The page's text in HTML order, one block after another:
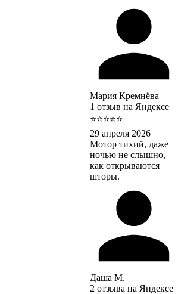
Мария Кремнёва
1 отзыв на Яндексе
⭐⭐⭐⭐⭐
29 апреля 2026
Мотор тихий, даже
ночью не слышно,
как открываются
шторы.
Даша М.
2 отзыва на Яндексе